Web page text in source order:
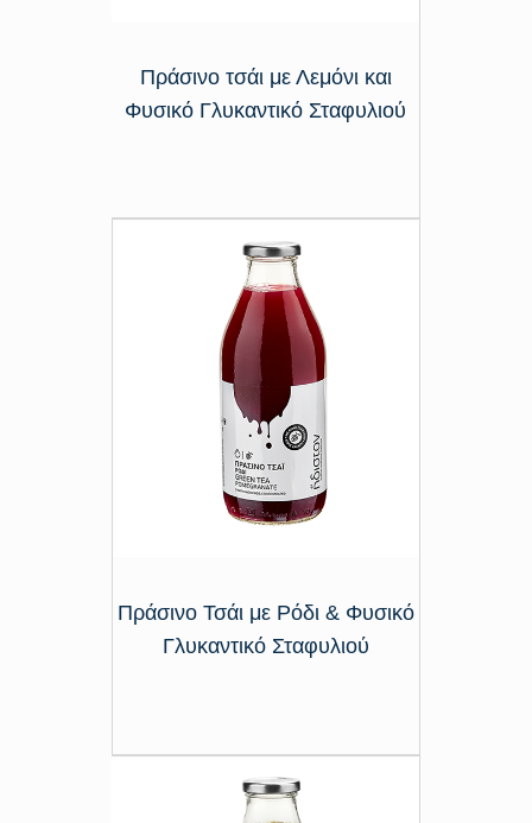
Πράσινο τσάι με Λεμόνι και
Φυσικό Γλυκαντικό Σταφυλιού
Πράσινο Τσάι με Ρόδι & Φυσικό
Γλυκαντικό Σταφυλιού